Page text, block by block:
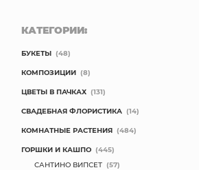
КАТЕГОРИИ:
БУКЕТЫ (48)
КОМПОЗИЦИИ (8)
ЦВЕТЫ В ПАЧКАХ (131)
СВАДЕБНАЯ ФЛОРИСТИКА (14)
КОМНАТНЫЕ РАСТЕНИЯ (484)
ГОРШКИ И КАШПО (445)
САНТИНО ВИПСЕТ (57)